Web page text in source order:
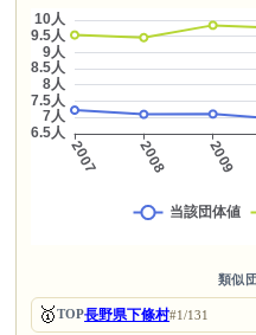
類似
🥇TOP長野県下條村#1/131